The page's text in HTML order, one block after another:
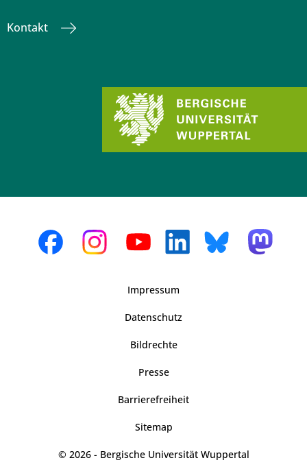
Kontakt
Impressum
Datenschutz
Bildrechte
Presse
Barrierefreiheit
Sitemap
© 2026 - Bergische Universität Wuppertal